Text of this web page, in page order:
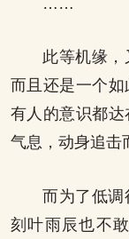
此等机缘，
而且还是一个
有人的意识都
气息，动身追击
而为了低调
刻叶雨辰也不